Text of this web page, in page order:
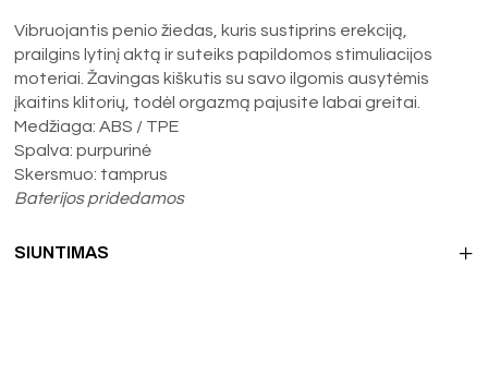
Vibruojantis penio žiedas, kuris sustiprins erekciją,
prailgins lytinį aktą ir suteiks papildomos stimuliacijos
moteriai. Žavingas kiškutis su savo ilgomis ausytėmis
įkaitins klitorių, todėl orgazmą pajusite labai greitai.
Medžiaga: ABS / TPE
Spalva: purpurinė
Skersmuo: tamprus
Baterijos pridedamos
SIUNTIMAS